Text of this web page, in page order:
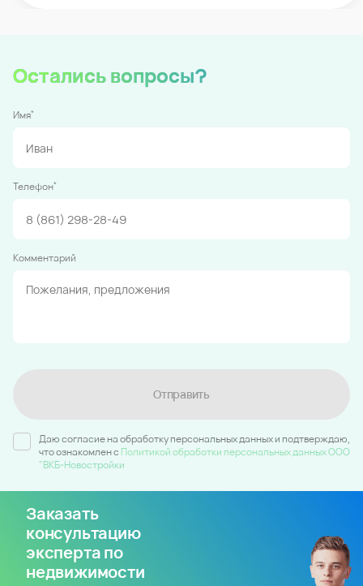
Остались вопросы?
Имя*
Телефон*
Комментарий
Отправить
Даю согласие на обработку персональных данных и подтверждаю,
что ознакомлен c Политикой обработки персональных данных ООО
"ВКБ-Новостройки
Заказать
консультацию
эксперта по
недвижимости